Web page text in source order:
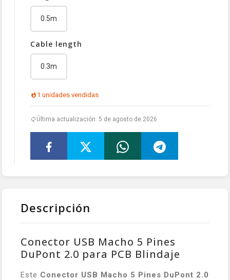
0.5m
Cable length
0.3m
1 unidades vendidas
Última actualización: 5 de agosto de 2026
Descripción
Conector USB Macho 5 Pines
DuPont 2.0 para PCB Blindaje
Este Conector USB Macho 5 Pines DuPont 2.0